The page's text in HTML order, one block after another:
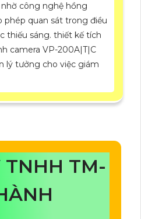
công nghệ hồng
phép quan sát trong điều
thiếu sáng. thiết kế tích
camera VP-200A|T|C
lý tưởng cho việc giám
TNHH TM-